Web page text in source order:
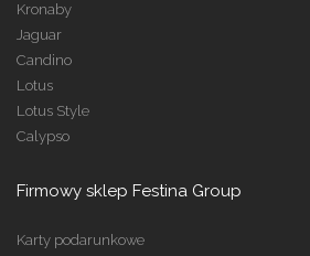
Kronaby
Jaguar
Candino
Lotus
Lotus Style
Calypso
Firmowy sklep Festina Group
Karty podarunkowe